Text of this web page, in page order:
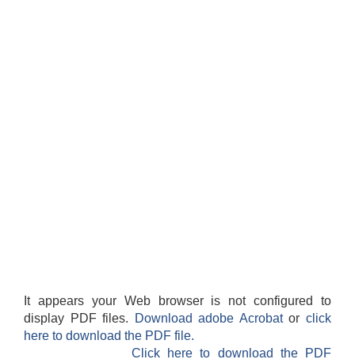
It appears your Web browser is not configured to
display PDF files.
Download adobe Acrobatorclick
here to download the PDF file.
Click here to download the PDF